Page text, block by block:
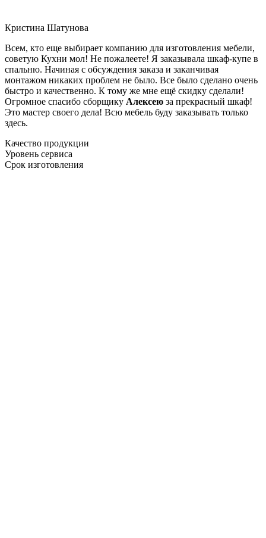
Кристина Шатунова
Всем, кто еще выбирает компанию для изготовления мебели,
советую Кухни мол! Не пожалеете! Я заказывала шкаф-купе в
спальню. Начиная с обсуждения заказа и заканчивая
монтажом никаких проблем не было. Все было сделано очень
быстро и качественно. К тому же мне ещё скидку сделали!
Огромное спасибо сборщику Алексею за прекрасный шкаф!
Это мастер своего дела! Всю мебель буду заказывать только
здесь.
Качество продукции
Уровень сервиса
Срок изготовления